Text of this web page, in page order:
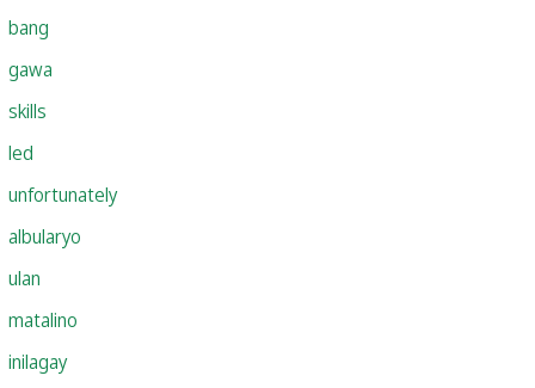
bang
gawa
skills
led
unfortunately
albularyo
ulan
matalino
inilagay